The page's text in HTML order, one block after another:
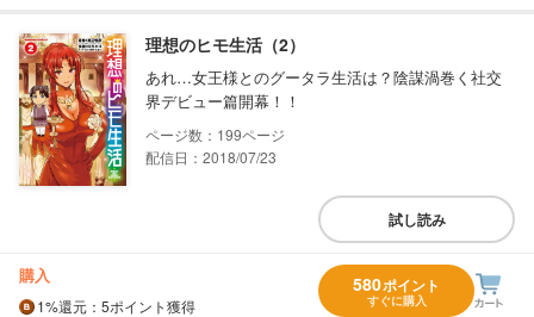
理想のヒモ生活（2）
あれ…女王様とのグータラ生活は？陰謀渦巻く社交
界デビュー篇開幕！！
199
配信日：2018/07/23
試し読み
購入
1%還元 ：5ポイント獲得
580ポイント
すぐに購入